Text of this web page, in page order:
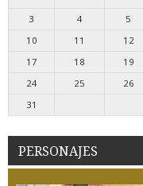
3
4 5
10
11 12
17
18 19
24
25 26
31
PERSONAJES